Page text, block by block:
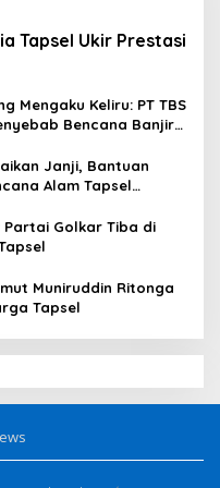
Tapsel Ukir Prestasi
Mengaku Keliru: PT TBS
Bencana Banjir
Janji, Bantuan
Alam Tapsel
Partai Golkar Tiba di
Muniruddin Ritonga
Tapsel